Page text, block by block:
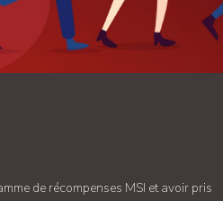
de récompenses MSI et avoir pris